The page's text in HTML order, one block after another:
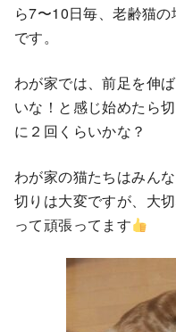
ら7〜10日毎、老齢猫
です。
わが家では、前足を伸
いな！と感じ始めたら
に２回くらいかな？
わが家の猫たちはみん
切りは大変ですが、大
って頑張ってます